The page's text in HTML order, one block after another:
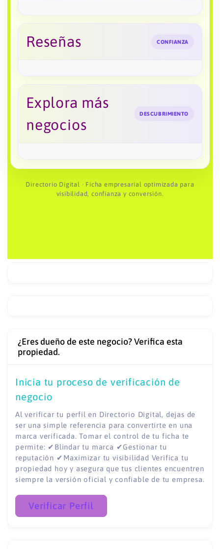
Reseñas CONFIANZA
Explora más
negocios
DESCUBRIMIENTO
Directorio Digital · Ficha empresarial optimizada para
visibilidad, confianza y conversión.
¿Eres dueño de este negocio? Verifica esta
propiedad.
Inicia tu proceso de verificación de
negocio
Al verificar tu perfil en Directorio Digital, dejas de
ser una simple referencia para convertirte en una
marca verificada. Tomar el control de tu ficha te
permite: ✔Blindar tu marca ✔Gestionar tu
reputación ✔Maximizar tu visibilidad Verifica tu
propiedad hoy y asegura que tus clientes encuentren
siempre la versión oficial y confiable de tu empresa.
Verificar Perfil